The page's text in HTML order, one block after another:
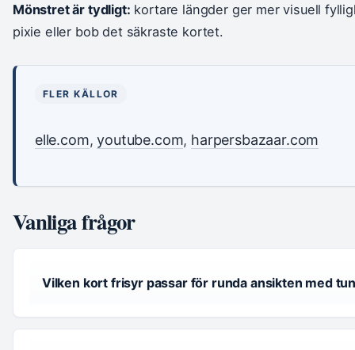
Mönstret är tydligt: kortare längder ger mer visuell
pixie eller bob det säkraste kortet.
FLER KÄLLOR
elle.com,youtube.com, harpersbazaar.com
Vanliga frågor
Vilken kort frisyr passar för runda ansikten med